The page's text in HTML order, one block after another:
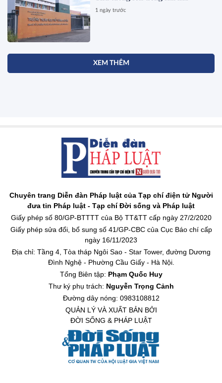
1 ngày trước
XEM THÊM
Chuyên trang Diễn đàn Pháp luật của Tạp chí điện tử Người
đưa tin Pháp luật - Tạp chí Đời sống và Pháp luật
Giấy phép số 80/GP-BTTTT của Bộ TT&TT cấp ngày 27/2/2020
Giấy phép sửa đổi, bổ sung số 41/GP-CBC của Cục Báo chí cấp
ngày 16/11/2023
Địa chỉ: Tầng 4, Tòa tháp Ngôi Sao - Star Tower, đường Dương
Đình Nghệ - Phường Cầu Giấy - Hà Nội.
Tổng Biên tập: Phạm Quốc Huy
Thư ký phụ trách: Nguyễn Trọng Cảnh
Đường dây nóng: 0983108812
QUẢN LÝ VÀ XUẤT BẢN BỞI
ĐỜI SỐNG & PHÁP LUẬT